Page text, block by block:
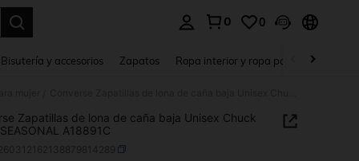
0 0
Bisutería y accesorios Zapatos Ropa interior y ropa para dormir
Zapatillas de lona de caña baja Unisex Chuck
A18891C